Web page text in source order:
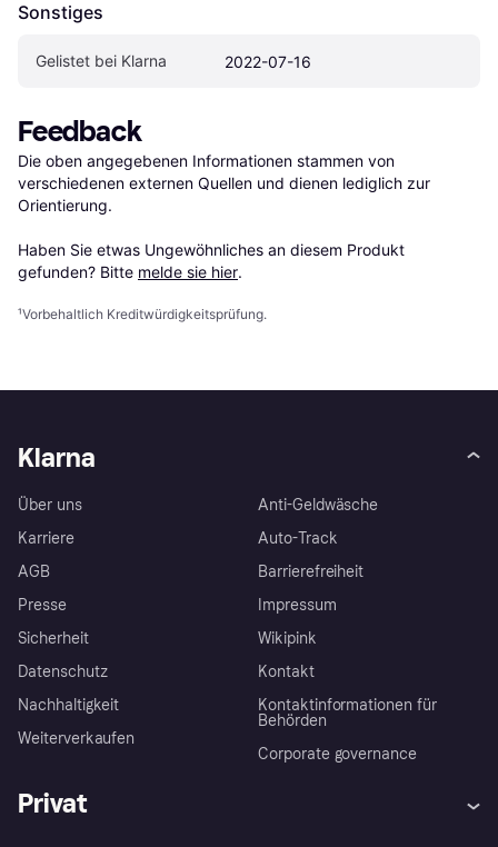
Sonstiges
Gelistet bei Klarna 2022-07-16
Feedback
Die oben angegebenen Informationen stammen von
verschiedenen externen Quellen und dienen lediglich zur
Orientierung.
Haben Sie etwas Ungewöhnliches an diesem Produkt
gefunden? Bitte melde sie hier.
¹Vorbehaltlich Kreditwürdigkeitsprüfung.
Klarna
Über uns
Karriere
AGB
Presse
Sicherheit
Datenschutz
Nachhaltigkeit
Weiterverkaufen
Anti-Geldwäsche
Auto-Track
Barrierefreiheit
Impressum
Wikipink
Kontakt
Kontaktinformationen für
Behörden
Corporate governance
Privat